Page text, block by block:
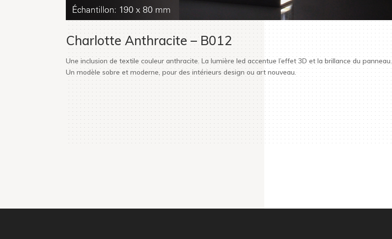
Charlotte Anthracite – B012
Une inclusion de textile couleur anthracite. La lumière led accentue l’effet 3D et la brillance du panneau.
Un modèle sobre et moderne, pour des intérieurs design ou art nouveau.